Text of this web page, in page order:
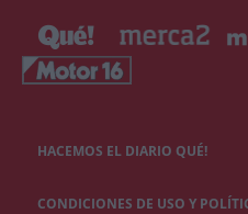
HACEMOS EL DIARIO QUÉ!
CONDICIONES DE USO Y